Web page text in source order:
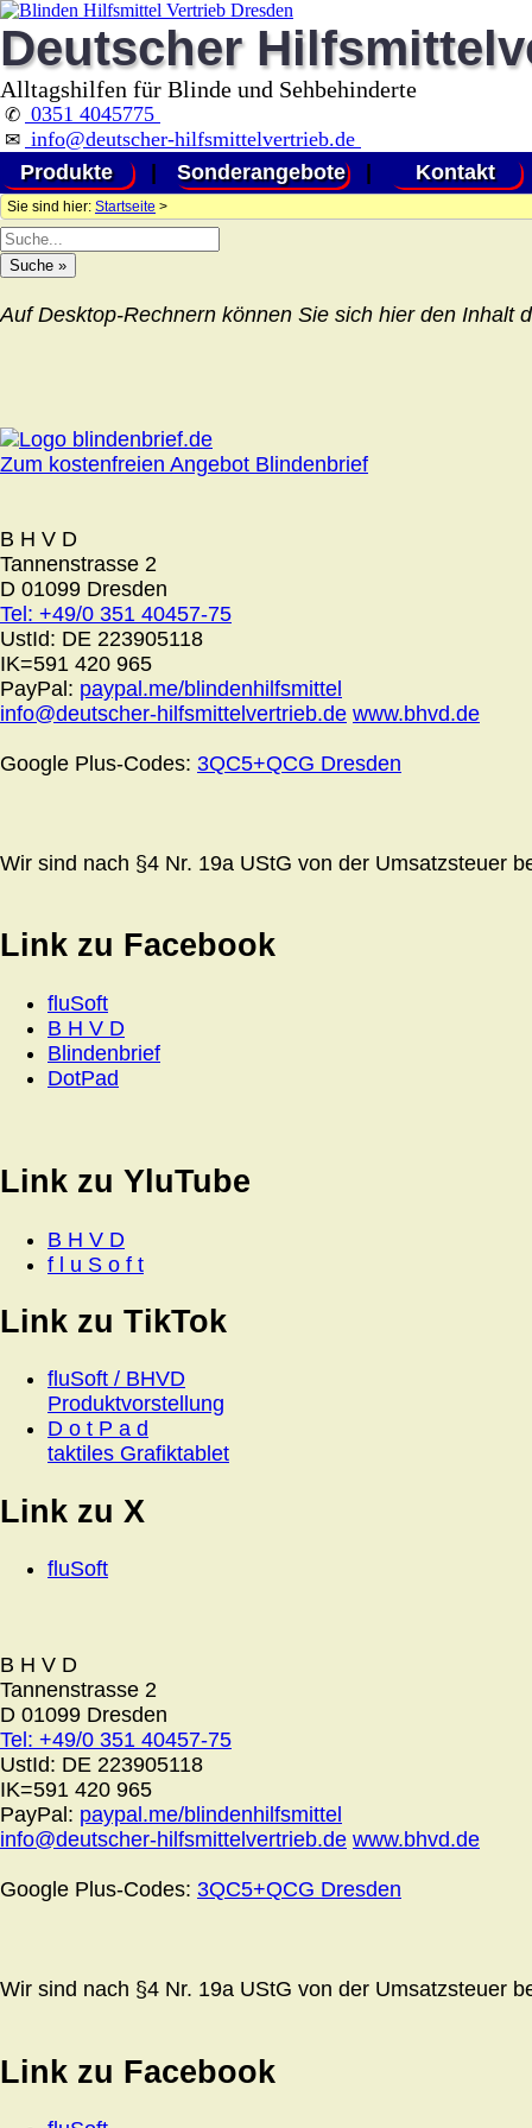
Deutscher
Alltagshilfen für Blinde und Sehbehinderte
✆ 0351 4045775
✉ info@deutscher-hilfsmittelvertrieb.de
Produkte
Sonderangebote Kontakt
Sie sind hier: Startseite >
Auf Desktop-Rechnern können Sie sich hier den Inhalt
Zum kostenfreien Angebot Blindenbrief
B H V D
Tannenstrasse 2
D 01099 Dresden
Tel: +49/0 351 40457-75
UstId: DE 223905118
IK=591 420 965
PayPal: paypal.me/blindenhilfsmittel
info@deutscher-hilfsmittelvertrieb.de www.bhvd.de
Google Plus-Codes: 3QC5+QCG Dresden
Wir sind nach §4 Nr. 19a UStG von der Umsatzsteuer
Link zu Facebook
fluSoft
B H V D
Blindenbrief
DotPad
Link zu YluTube
B H V D
f l u S o f t
Link zu TikTok
fluSoft / BHVD
Produktvorstellung
D o t P a d
taktiles Grafiktablet
Link zu X
fluSoft
B H V D
Tannenstrasse 2
D 01099 Dresden
Tel: +49/0 351 40457-75
UstId: DE 223905118
IK=591 420 965
PayPal: paypal.me/blindenhilfsmittel
info@deutscher-hilfsmittelvertrieb.de www.bhvd.de
Google Plus-Codes: 3QC5+QCG Dresden
Wir sind nach §4 Nr. 19a UStG von der Umsatzsteuer
Link zu Facebook